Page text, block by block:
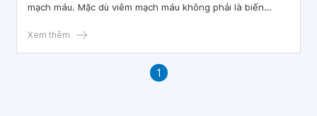
mạch máu. Mặc dù viêm mạch máu không phải là biến
lupus đều có nguy cơ bị viêm mạch máu, dù triệu chứng có
Xem thêm
1